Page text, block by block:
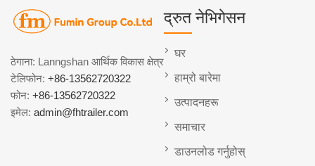
ठेगाना: Lanngshan आर्थिक विकास क्षेत्र
टेलिफोन: +86-13562720322
फोन: +86-13562720322
इमेल: admin@fhtrailer.com
द्रुत नेभिगेसन
घर
हाम्रो बारेमा
उत्पादनहरू
समाचार
डाउनलोड गर्नुहोस्